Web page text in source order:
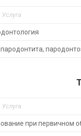
Услуга
Услуга
при первичном